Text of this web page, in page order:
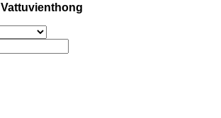
Vattuvienthong